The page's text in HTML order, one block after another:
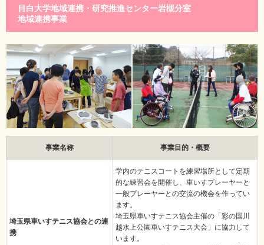
目白大学地域連携・研究推進センター岩槻分室
地域連携事業
事業名称 事業目的・概要
埼玉県車いすテニス協会との連
携
学内のテニスコートを練習場所として定期
的な練習会を開催し、車いすプレーヤーと
一般プレーヤーとの交流の機会を作ってい
ます。
埼玉県車いすテニス協会主催の「彩の国川
越水上公園車いすテニス大会」に協力して
います。